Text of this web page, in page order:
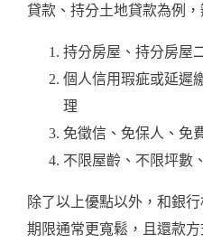
貸款 、 持分土地貸款為例，
持分房屋、持分房屋
個人信用瑕疵或延遲
理
免徵信、免保人、免
不限屋齡、不限坪數
除了以上優點以外，和銀
期限通常更寬鬆，且還款